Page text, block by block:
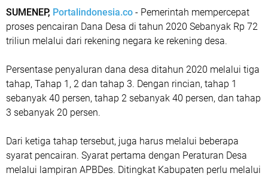
SUMENEP, Portalindonesia.co - Pemerintah mempercepat
proses pencairan Dana Desa di tahun 2020 Sebanyak Rp 72
triliun melalui dari rekening negara ke rekening desa.
Persentase penyaluran dana desa ditahun 2020 melalui tiga
tahap, Tahap 1, 2 dan tahap 3. Dengan rincian, tahap 1
sebanyak 40 persen, tahap 2 sebanyak 40 persen, dan tahap
3 sebanyak 20 persen.
Dari ketiga tahap tersebut, juga harus melalui beberapa
syarat pencairan. Syarat pertama dengan Peraturan Desa
melalui lampiran APBDes. Ditingkat Kabupaten perlu melalui